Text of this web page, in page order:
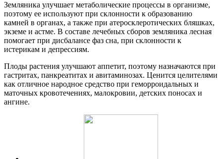
Земляника улучшает метаболические процессы в организме,
поэтому ее используют при склонности к образованию
камней в органах, а также при атеросклеротических бляшках,
экземе и астме. В составе лечебных сборов земляника лесная
помогает при дисбалансе фаз сна, при склонности к
истерикам и депрессиям.
Плоды растения улучшают аппетит, поэтому назначаются при
гастритах, панкреатитах и авитаминозах. Ценится целителями
как отличное народное средство при геморроидальных и
маточных кровотечениях, малокровии, детских поносах и
ангине.